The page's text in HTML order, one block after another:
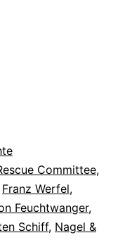
Committee,
Franz Werfel,
Feuchtwanger,
Schiff, Nagel &